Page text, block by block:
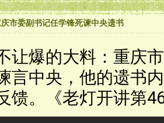
市委副书记任学锋死谏中央遗书
让爆的大料：重庆
言中央，他的遗书
馈。《老灯开讲第